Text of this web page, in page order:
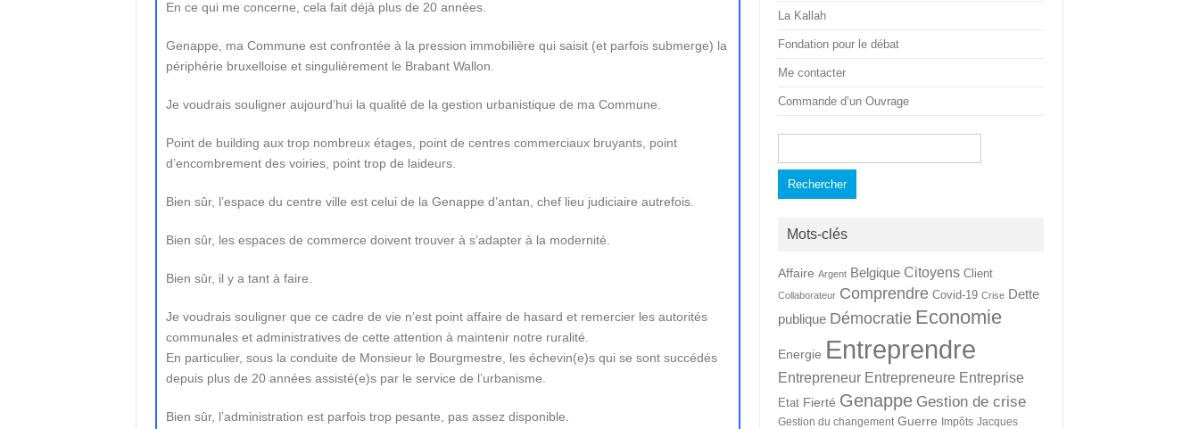
En ce qui me concerne, cela fait déjà plus de 20 années.
Genappe, ma Commune est confrontée à la pression immobilière qui saisit (et parfois submerge) la
périphérie bruxelloise et singulièrement le Brabant Wallon.
Je voudrais souligner aujourd’hui la qualité de la gestion urbanistique de ma Commune.
Point de building aux trop nombreux étages, point de centres commerciaux bruyants, point
d’encombrement des voiries, point trop de laideurs.
Bien sûr, l’espace du centre ville est celui de la Genappe d’antan, chef lieu judiciaire autrefois.
Bien sûr, les espaces de commerce doivent trouver à s’adapter à la modernité.
Bien sûr, il y a tant à faire.
Je voudrais souligner que ce cadre de vie n’est point affaire de hasard et remercier les autorités
communales et administratives de cette attention à maintenir notre ruralité.
En particulier, sous la conduite de Monsieur le Bourgmestre, les échevin(e)s qui se sont succédés
depuis plus de 20 années assisté(e)s par le service de l’urbanisme.
Bien sûr, l’administration est parfois trop pesante, pas assez disponible.
La Kallah
Fondation pour le débat
Me contacter
Commande d’un Ouvrage
Mots-clés
Affaire Argent Belgique Citoyens Client
Collaborateur Comprendre Covid-19 Crise Dette
publique Démocratie Economie
Energie Entreprendre
Entrepreneur Entrepreneure Entreprise
Etat Fierté Genappe Gestion de crise
Gestion du changement Guerre Impôts Jacques